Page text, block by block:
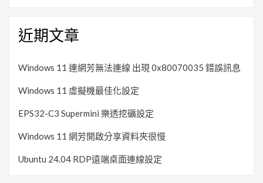
近期文章
Windows 11 連網芳無法連線 出現 0x80070035 錯誤訊息
Windows 11 虛擬機最佳化設定
EPS32-C3 Supermini 樂透挖礦設定
Windows 11 網芳開啟分享資料夾很慢
Ubuntu 24.04 RDP遠端桌面連線設定